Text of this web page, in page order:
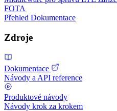
FOTA
Přehled Dokumentace
Zdroje
Dokumentace
Návody a API reference
Produktové návody
Návody krok za krokem